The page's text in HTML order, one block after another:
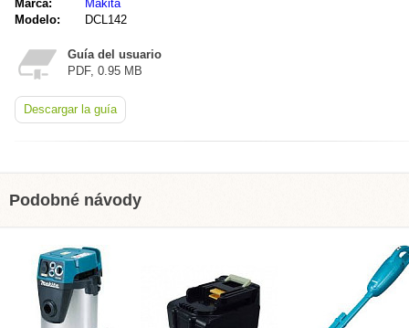
Marca:
Makita
Modelo:
DCL142
Guía del usuario
PDF, 0.95 MB
Descargar la guía
Podobné návody